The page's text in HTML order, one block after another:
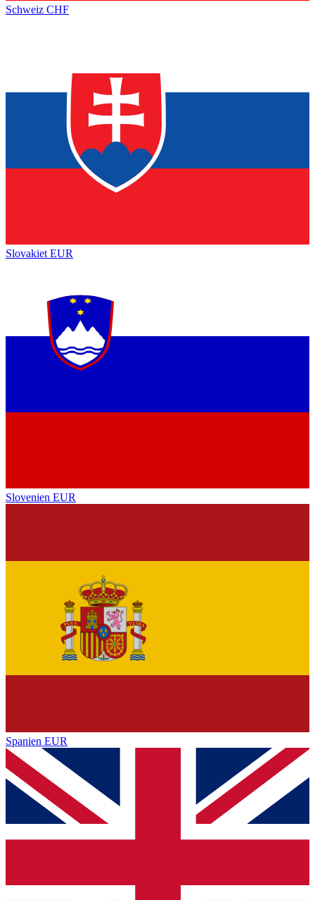
Schweiz CHF
Slovakiet EUR
Slovenien EUR
Spanien EUR